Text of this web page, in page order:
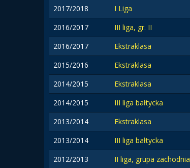
2017/2018
I Liga
2016/2017
III liga, gr. II
2016/2017
Ekstraklasa
2015/2016
Ekstraklasa
2014/2015
Ekstraklasa
2014/2015
III liga bałtycka
2013/2014
Ekstraklasa
2013/2014
III liga bałtycka
2012/2013
II liga, grupa zachodnia